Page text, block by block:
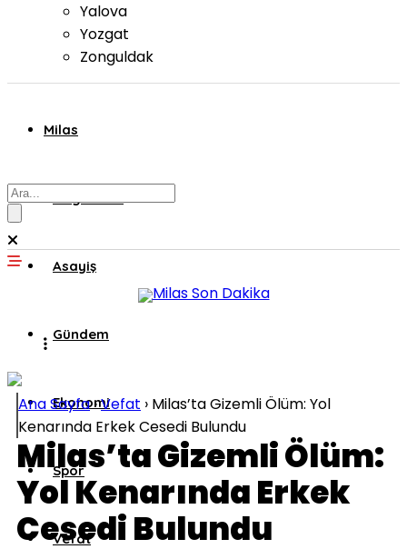
Yalova
Yozgat
Zonguldak
Milas
Muğla’dan
Asayiş
Gündem
Ekonomi
Spor
Vefat
Ana Sayfa›Vefat › Milas’ta Gizemli Ölüm: Yol
Kenarında Erkek Cesedi Bulundu
Milas’ta Gizemli Ölüm:
Yol Kenarında Erkek
Cesedi Bulundu